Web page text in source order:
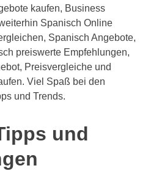
kaufen, Business
Spanisch Online
Spanisch Angebote,
preiswerte Empfehlungen,
Preisvergleiche und
Viel Spaß bei den
und Trends.
und